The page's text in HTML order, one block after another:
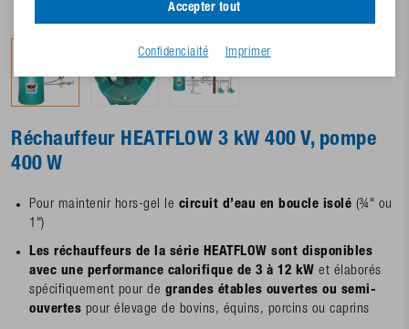
Réchauffeur HEATFLOW 3 kW 400 V, pompe
400 W
Pour maintenir hors-gel le circuit d’eau en boucle isolé (¾" ou
1")
Les réchauffeurs de la série HEATFLOW sont disponibles
avec une performance calorifique de 3 à 12 kW et élaborés
spécifiquement pour de grandes étables ouvertes ou semi-
ouvertes pour élevage de bovins, équins, porcins ou caprins
Accepter tout
Confidenciaité Imprimer